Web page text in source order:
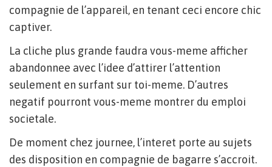
compagnie de l’appareil, en tenant ceci encore chic
captiver.
La cliche plus grande faudra vous-meme afficher
abandonnee avec l’idee d’attirer l’attention
seulement en surfant sur toi-meme. D’autres
negatif pourront vous-meme montrer du emploi
societale.
De moment chez journee, l’interet porte au sujets
des disposition en compagnie de bagarre s’accroit.